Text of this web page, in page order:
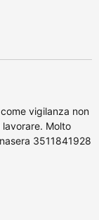
vigilanza non
Molto
3511841928